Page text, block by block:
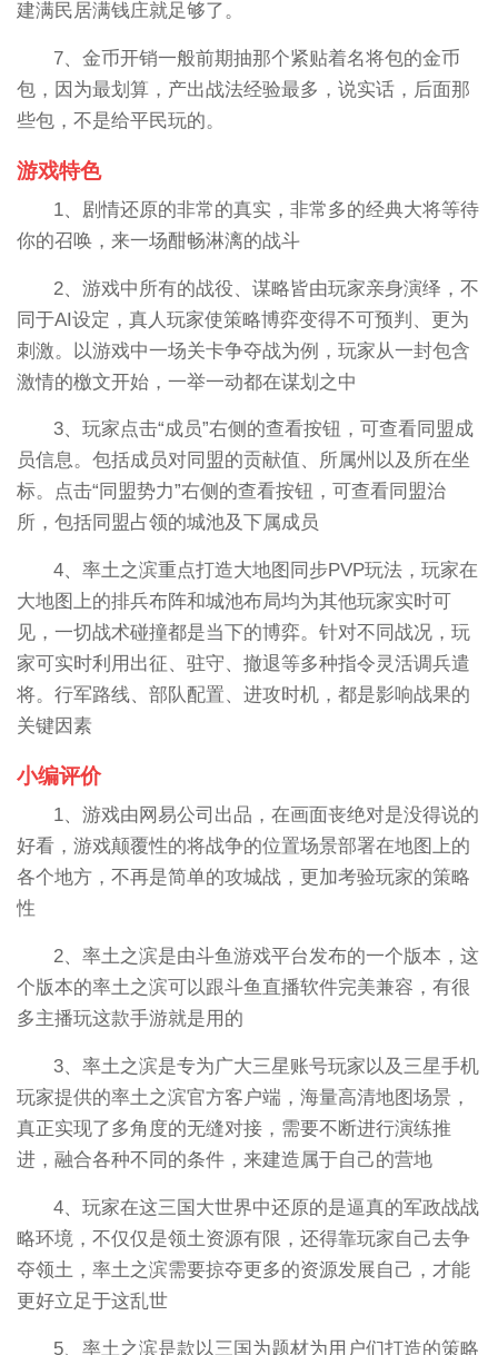
建满民居满钱庄就足够了。
7、金币开销一般前期抽那个紧贴着名将包的金币
包，因为最划算，产出战法经验最多，说实话，后面那
些包，不是给平民玩的。
游戏特色
1、剧情还原的非常的真实，非常多的经典大将等待
你的召唤，来一场酣畅淋漓的战斗
2、游戏中所有的战役、谋略皆由玩家亲身演绎，不
同于AI设定，真人玩家使策略博弈变得不可预判、更为
刺激。以游戏中一场关卡争夺战为例，玩家从一封包含
激情的檄文开始，一举一动都在谋划之中
3、玩家点击“成员”右侧的查看按钮，可查看同盟成
员信息。包括成员对同盟的贡献值、所属州以及所在坐
标。点击“同盟势力”右侧的查看按钮，可查看同盟治
所，包括同盟占领的城池及下属成员
4、率土之滨重点打造大地图同步PVP玩法，玩家在
大地图上的排兵布阵和城池布局均为其他玩家实时可
见，一切战术碰撞都是当下的博弈。针对不同战况，玩
家可实时利用出征、驻守、撤退等多种指令灵活调兵遣
将。行军路线、部队配置、进攻时机，都是影响战果的
关键因素
小编评价
1、游戏由网易公司出品，在画面丧绝对是没得说的
好看，游戏颠覆性的将战争的位置场景部署在地图上的
各个地方，不再是简单的攻城战，更加考验玩家的策略
性
2、率土之滨是由斗鱼游戏平台发布的一个版本，这
个版本的率土之滨可以跟斗鱼直播软件完美兼容，有很
多主播玩这款手游就是用的
3、率土之滨是专为广大三星账号玩家以及三星手机
玩家提供的率土之滨官方客户端，海量高清地图场景，
真正实现了多角度的无缝对接，需要不断进行演练推
进，融合各种不同的条件，来建造属于自己的营地
4、玩家在这三国大世界中还原的是逼真的军政战战
略环境，不仅仅是领土资源有限，还得靠玩家自己去争
夺领土，率土之滨需要掠夺更多的资源发展自己，才能
更好立足于这乱世
5、率土之滨是款以三国为题材为用户们打造的策略